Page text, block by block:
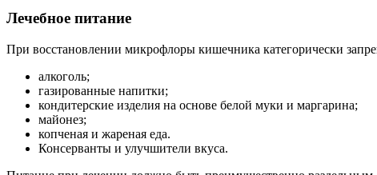
Лечебное питание
При восстановлении микрофлоры кишечника категорически
алкоголь;
газированные напитки;
кондитерские изделия на основе белой муки и маргарина;
майонез;
копченая и жареная еда.
Консерванты и улучшители вкуса.